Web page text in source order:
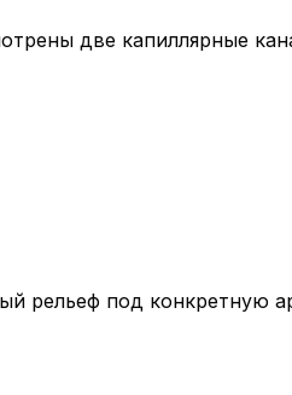
две капиллярные
рельеф под конкретную